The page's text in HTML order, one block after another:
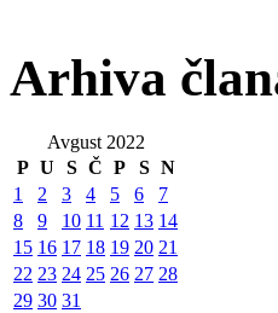
Arhiva
Avgust 2022
P U S Č P S N
1 2 3 4 5 6
7
8
9 10 11 12 13 14
15 16 17 18 19 20 21
22 23 24 25 26 27 28
29 30 31